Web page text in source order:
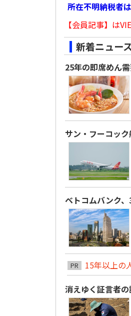
所在不明納税者
【会員記事】は
新着ニュー
25年の即席めん
サン・フーコッ
ベトコムバンク
PR
15年以上の
消えゆく証言者